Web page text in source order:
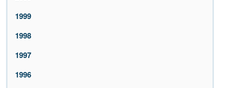
1999
1998
1997
1996